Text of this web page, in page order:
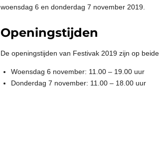
woensdag 6 en donderdag 7 november 2019.
Openingstijden
De openingstijden van Festivak 2019 zijn op
Woensdag 6 november: 11.00 – 19.00 uur
Donderdag 7 november: 11.00 – 18.00 uur